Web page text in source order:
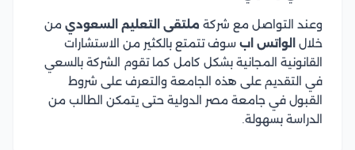
وعند التواصل مع شركة ملتقى التعليم السعودي من
خلال الواتس اب سوف تتمتع بالكثير من الاستشارات
القانونية المجانية بشكل كامل كما تقوم الشركة بالسعي
في التقديم على هذه الجامعة والتعرف على شروط
القبول في جامعة مصر الدولية حتى يتمكن الطالب من
الدراسة بسهولة.